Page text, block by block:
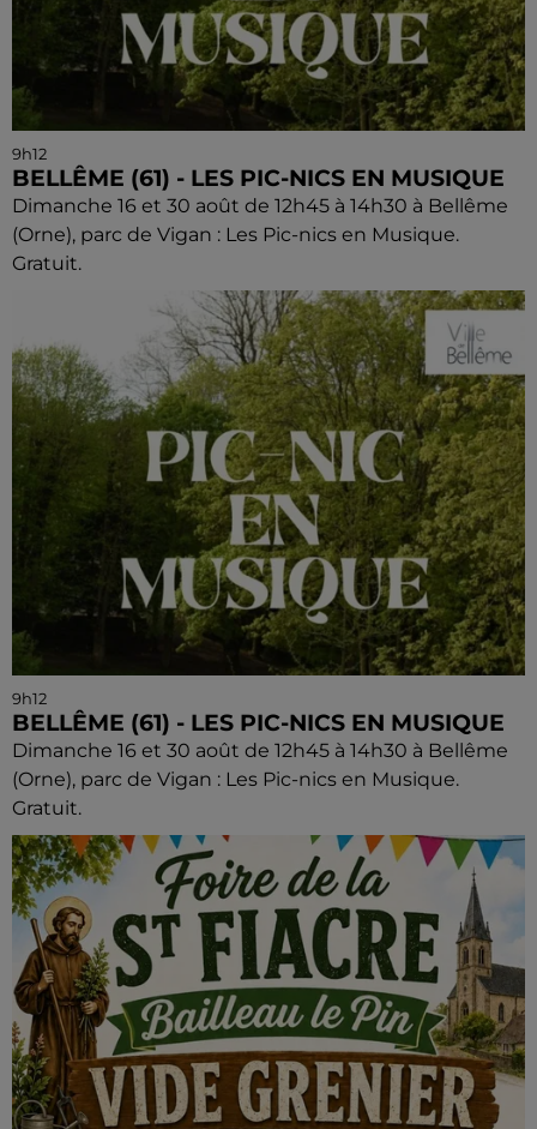
9h12
BELLÊME (61) - LES PIC-NICS EN MUSIQUE
Dimanche 16 et 30 août de 12h45 à 14h30 à Bellême
(Orne), parc de Vigan : Les Pic-nics en Musique.
Gratuit.
9h12
BELLÊME (61) - LES PIC-NICS EN MUSIQUE
Dimanche 16 et 30 août de 12h45 à 14h30 à Bellême
(Orne), parc de Vigan : Les Pic-nics en Musique.
Gratuit.